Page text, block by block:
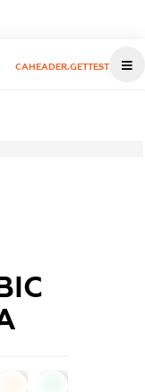
CAHEADER.GETTEST